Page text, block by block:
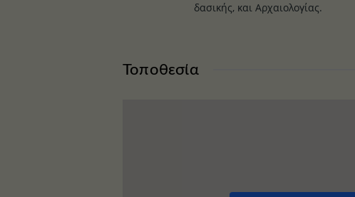
δασικής, και Αρχαιολογίας.
Τοποθεσία